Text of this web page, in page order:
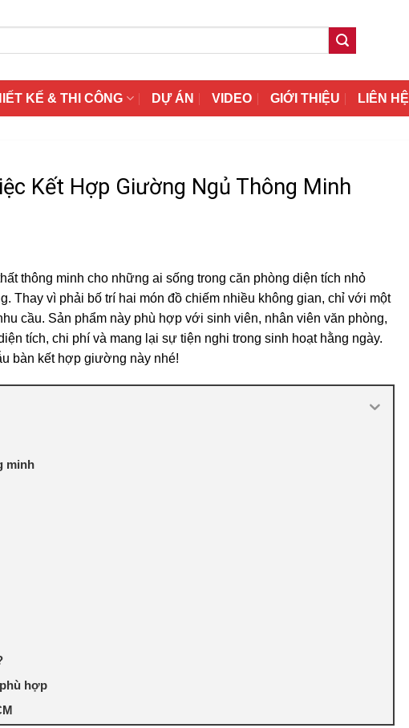
KẾ & THI CÔNG DỰ ÁN VIDEO GIỚI THIỆU LIÊN HỆ
Kết Hợp Giường Ngủ Thông Minh
thông minh cho những ai sống trong căn phòng diện tích nhỏ
Thay vì phải bố trí hai món đồ chiếm nhiều không gian, chỉ với một
cầu. Sản phẩm này phù hợp với sinh viên, nhân viên văn phòng,
tích, chi phí và mang lại sự tiện nghi trong sinh hoạt hằng ngày.
bàn kết hợp giường này nhé!
minh
hợp